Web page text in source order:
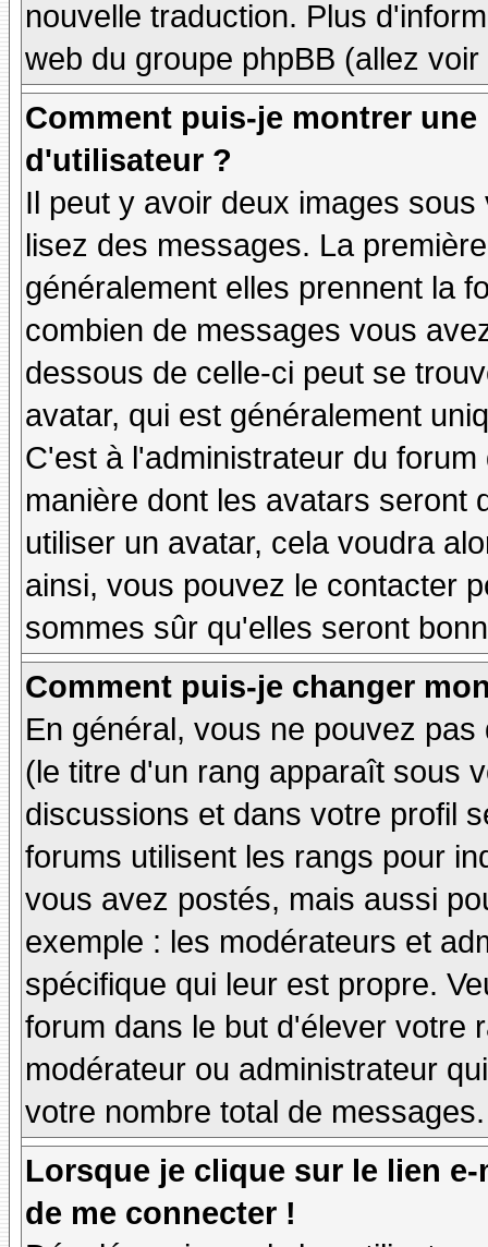
nouvelle traduction. Plus
web du groupe phpBB (allez
Comment puis-je montrer
d'utilisateur ?
Il peut y avoir deux images
lisez des messages. La
généralement elles prennent la
combien de messages vous
dessous de celle-ci peut se
avatar, qui est généralement
C'est à l'administrateur du
manière dont les avatars seront
utiliser un avatar, cela voudra
ainsi, vous pouvez le contacter
sommes sûr qu'elles seront
Comment puis-je changer
En général, vous ne pouvez
(le titre d'un rang apparaît sous
discussions et dans votre profil
forums utilisent les rangs pour
vous avez postés, mais aussi
exemple : les modérateurs et
spécifique qui leur est propre.
forum dans le but d'élever votre
modérateur ou administrateur
votre nombre total de messages.
Lorsque je clique sur le lien
de me connecter !